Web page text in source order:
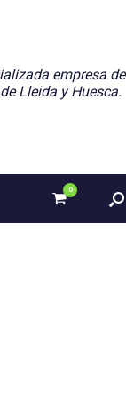
empresa de
Lleida y Huesca.
Ver
carrito
0